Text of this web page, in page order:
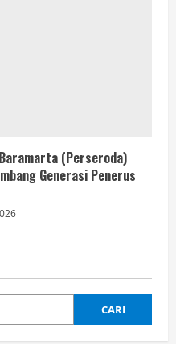
(Perseroda)
Generasi Penerus
CARI